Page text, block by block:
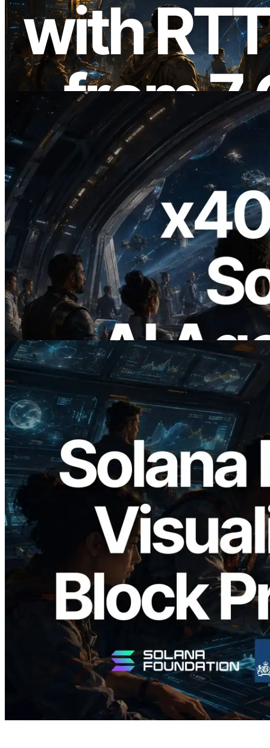
ERPC amplía la Leader Slot API de
Solana con medición de ping desde 7
regiones globales — También se lanza la
Validators Information API
Leer este artículo
2026.07.04
ERPC lanza Solana RPC compatible con
x402 — La era en la que los agentes de IA
pagan bajo demanda por las API que
necesitan
Leer este artículo
2026.05.24
Validators Solutions lanza el Solana Block
Analyzer — Visualización del tiempo de
producción de bloque por slot y del
Validador asignado
Leer este artículo